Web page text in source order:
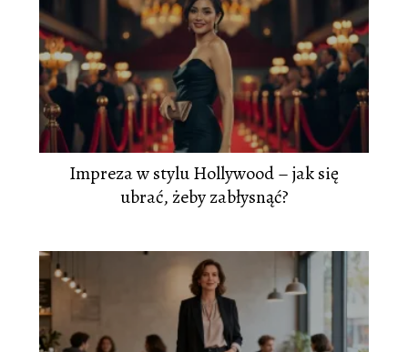
Impreza w stylu Hollywood – jak się
ubrać, żeby zabłysnąć?